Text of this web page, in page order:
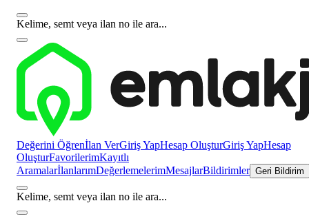
Kelime, semt veya ilan no ile ara...
Değerini Öğrenİlan VerGiriş YapHesap OluşturGiriş YapHesap
OluşturFavorilerimKayıtlı
AramalarİlanlarımDeğerlemelerimMesajlarBildirimler Geri Bildirim
Kelime, semt veya ilan no ile ara...